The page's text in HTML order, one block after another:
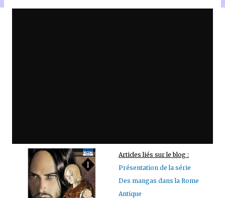
Articles liés sur le blog :
Présentation de la série
Des mangas dans la Rome
Antique